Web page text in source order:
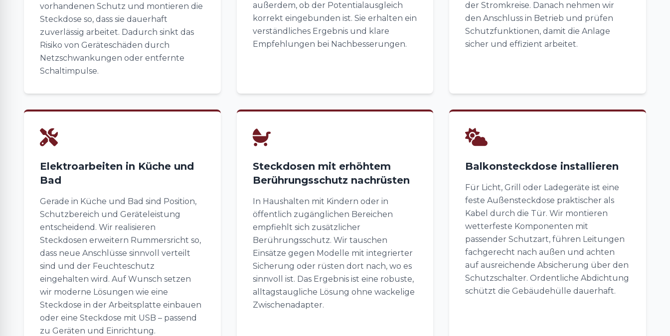
vorhandenen Schutz und montieren die
Steckdose so, dass sie dauerhaft
zuverlässig arbeitet. Dadurch sinkt das
Risiko von Geräteschäden durch
Netzschwankungen oder entfernte
Schaltimpulse.
außerdem, ob der Potentialausgleich
korrekt eingebunden ist. Sie erhalten ein
verständliches Ergebnis und klare
Empfehlungen bei Nachbesserungen.
der Stromkreise. Danach nehmen wir
den Anschluss in Betrieb und prüfen
Schutzfunktionen, damit die Anlage
sicher und effizient arbeitet.
Elektroarbeiten in Küche und
Bad
Gerade in Küche und Bad sind Position,
Schutzbereich und Geräteleistung
entscheidend. Wir realisieren
Steckdosen erweitern Rummersricht so,
dass neue Anschlüsse sinnvoll verteilt
sind und der Feuchteschutz
eingehalten wird. Auf Wunsch setzen
wir moderne Lösungen wie eine
Steckdose in der Arbeitsplatte einbauen
oder eine Steckdose mit USB – passend
zu Geräten und Einrichtung.
Steckdosen mit erhöhtem
Berührungsschutz nachrüsten
In Haushalten mit Kindern oder in
öffentlich zugänglichen Bereichen
empfiehlt sich zusätzlicher
Berührungsschutz. Wir tauschen
Einsätze gegen Modelle mit integrierter
Sicherung oder rüsten dort nach, wo es
sinnvoll ist. Das Ergebnis ist eine robuste,
alltagstaugliche Lösung ohne wackelige
Zwischenadapter.
Balkonsteckdose installieren
Für Licht, Grill oder Ladegeräte ist eine
feste Außensteckdose praktischer als
Kabel durch die Tür. Wir montieren
wetterfeste Komponenten mit
passender Schutzart, führen Leitungen
fachgerecht nach außen und achten
auf ausreichende Absicherung über den
Schutzschalter. Ordentliche Abdichtung
schützt die Gebäudehülle dauerhaft.